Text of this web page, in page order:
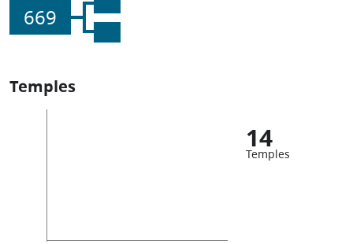
669
Temples
14
Temples